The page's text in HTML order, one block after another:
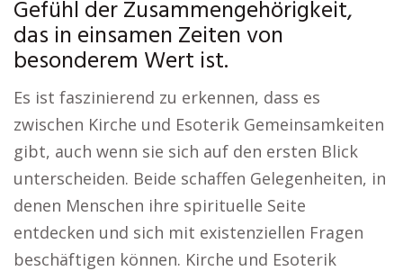
Gefühl der Zusammengehörigkeit,
das in einsamen Zeiten von
besonderem Wert ist.
Es ist faszinierend zu erkennen, dass es
zwischen Kirche und Esoterik Gemeinsamkeiten
gibt, auch wenn sie sich auf den ersten Blick
unterscheiden. Beide schaffen Gelegenheiten, in
denen Menschen ihre spirituelle Seite
entdecken und sich mit existenziellen Fragen
beschäftigen können. Kirche und Esoterik